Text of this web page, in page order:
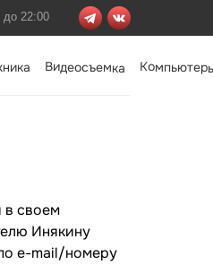
до 22:00
Видеосъемка
в своем
Инякину
e-mail/номеру